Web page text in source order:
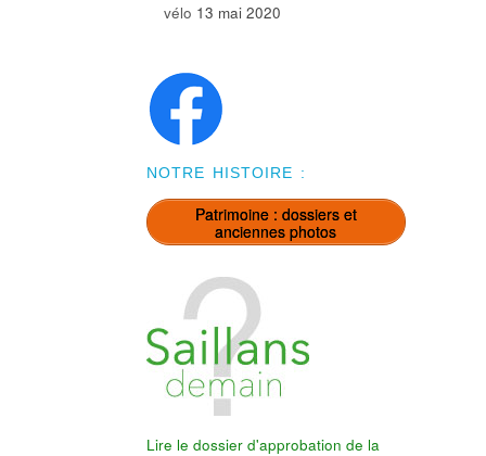
vélo 13 mai 2020
NOTRE HISTOIRE :
Patrimoine : dossiers et
anciennes photos
Lire le dossier d'approbation de la